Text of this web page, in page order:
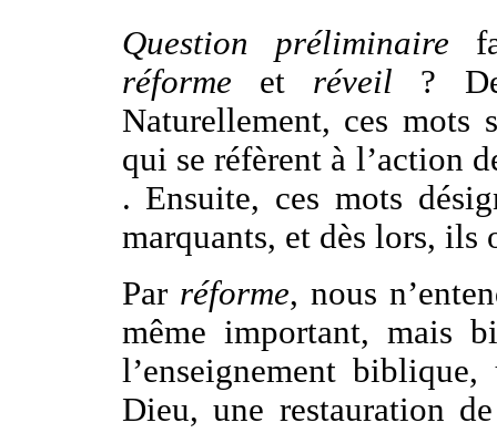
Question préliminaire
réforme et réveil ?
Naturellement, ces mots
qui se réfèrent à l’action
. Ensuite, ces mots
marquants, et dès lors, ils
Parréforme, nous
même important, mais
l’enseignement
Dieu, une restauration